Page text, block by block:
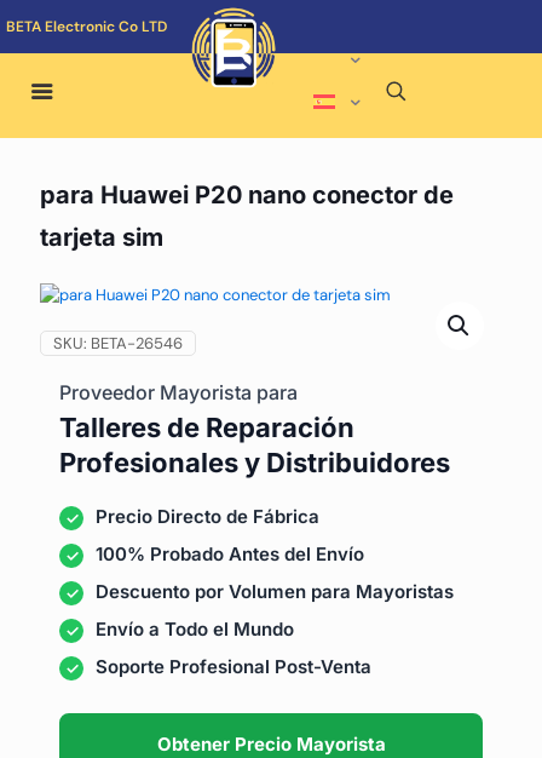
BETA Electronic Co LTD
para Huawei P20 nano conector de
tarjeta sim
SKU: BETA-26546
Proveedor Mayorista para
Talleres de Reparación
Profesionales y Distribuidores
Precio Directo de Fábrica
100% Probado Antes del Envío
Descuento por Volumen para Mayoristas
Envío a Todo el Mundo
Soporte Profesional Post-Venta
Obtener Precio Mayorista